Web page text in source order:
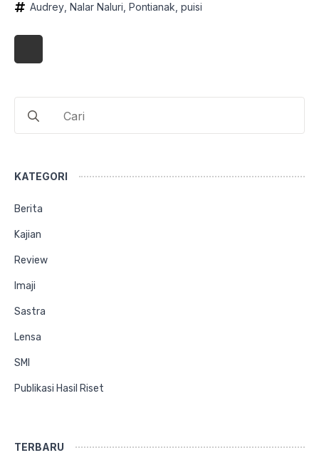
Audrey Nalar Naluri Pontianak puisi
for:
KATEGORI
Berita
Kajian
Review
Imaji
Sastra
Lensa
SMI
Publikasi Hasil Riset
TERBARU